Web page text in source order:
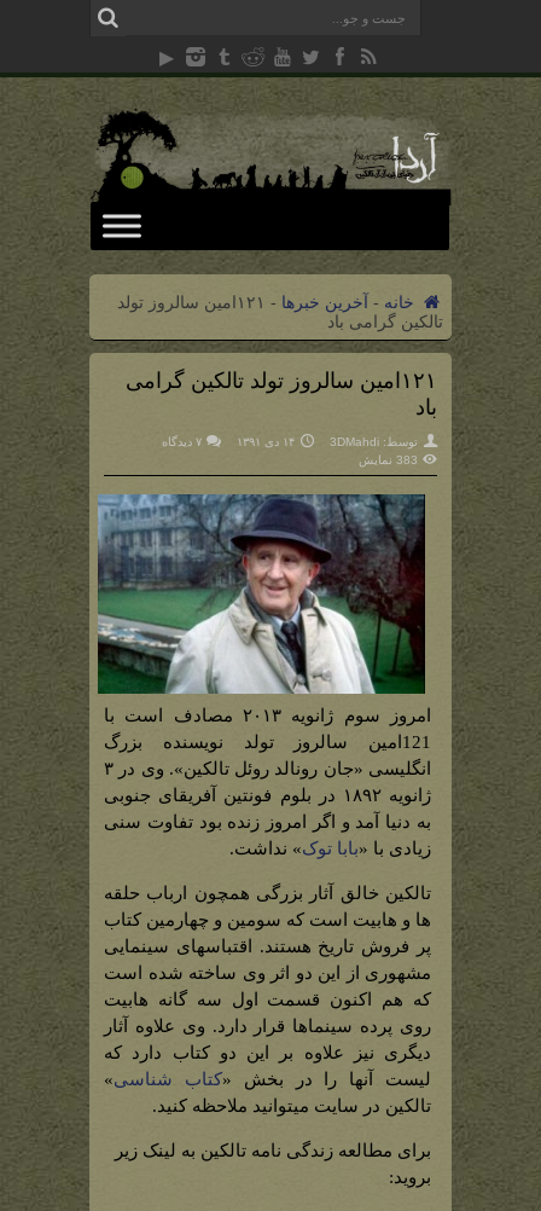
خانه - آخرین خبرها -
۱۲۱امین سالروز تولد
تالکین گرامی باد
۱۲۱امین سالروز تولد تالکین گرامی
باد
توسط: 3DMahdi ۱۴ دی ۱۳۹۱
۷ دیدگاه
383 نمایش
امروز سوم ژانویه ۲۰۱۳ مصادف است با
121امین سالروز تولد نویسنده بزرگ
انگلیسی «جان رونالد روئل تالکین». وی در ۳
ژانویه ۱۸۹۲ در بلوم فونتین آفریقای جنوبی
به دنیا آمد و اگر امروز زنده بود تفاوت سنی
زیادی با «بابا توک» نداشت.
تالکین خالق آثار بزرگی همچون ارباب حلقه
ها و هابیت است که سومین و چهارمین کتاب
پر فروش تاریخ هستند. اقتباسهای سینمایی
مشهوری از این دو اثر وی ساخته شده است
که هم اکنون قسمت اول سه گانه هابیت
روی پرده سینماها قرار دارد. وی علاوه آثار
دیگری نیز علاوه بر این دو کتاب دارد که
لیست آنها را در بخش «کتاب شناسی»
تالکین در سایت میتوانید ملاحظه کنید.
برای مطالعه زندگی نامه تالکین به لینک زیر
بروید: